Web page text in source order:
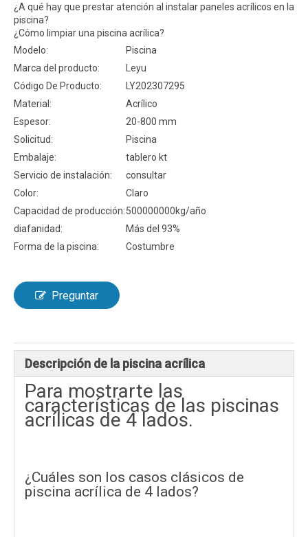
¿A qué hay que prestar atención al instalar paneles acrílicos en la
piscina?
¿Cómo limpiar una piscina acrílica?
Modelo:
Piscina
Marca del producto:
Leyu
Código De Producto:
LY202307295
Material:
Acrílico
Espesor:
20-800 mm
Solicitud:
Piscina
Embalaje:
tablero kt
Servicio de instalación:
consultar
Color:
Claro
Capacidad de producción:500000000kg/año
diafanidad:
Más del 93%
Forma de la piscina:
Costumbre
Preguntar
Descripción de la piscina acrílica
Para mostrarte las
características de las piscinas
acrílicas de 4 lados.
¿Cuáles son los casos clásicos de
piscina acrílica de 4 lados?